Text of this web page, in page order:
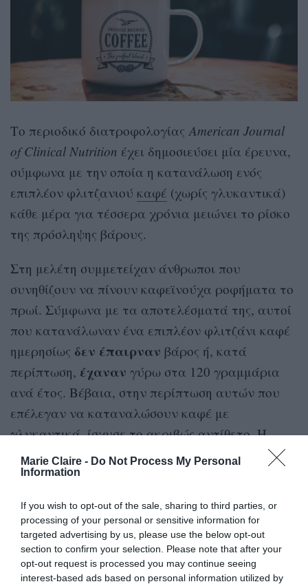
Marie Claire - Do Not Process My Personal
Information
If you wish to opt-out of the sale, sharing to third parties, or
processing of your personal or sensitive information for
targeted advertising by us, please use the below opt-out
section to confirm your selection. Please note that after your
opt-out request is processed you may continue seeing
interest-based ads based on personal information utilized by
Το περιοδικό διατροφολογίας American Journal
of Clinical Nutrition έχει δημοσιεύσει μία έρευνα,
σύμφωνα με την οποία η κατανάλωση ενός
επιπλέον φλιτζανιού καφέ (χωρίς γλυκαντικά)
κάθε μέρα για τέσσερα χρόνια μειώνει το ρίσκο
της πρόσληψης βάρους.
Στη μελέτη συμμετείχαν άνθρωποι που
συνηθίζουν να πίνουν καφεϊνούχα ροφήματα το
πρωί. Σύμφωνα με τα αποτελέσματά της, αυτοί
που κατανάλωναν ένα επιπλέον φλιτζάνι καφέ
ημερησίως δεν έπαιρναν βάρος ή, κατά
περίπτωση, έχαναν γύρω στα 120 γραμμάρια
ανά έτος. Βέβαια, στην περίπτωση αυτών που
επέλεγαν να καταναλώσουν καφέ με
γλυκαντικά, ίσχυσε το ακριβώς αντίθετο. Η
εξήγηση σε αυτή την περίπτωση είναι προφανής,
μιας και η ζάχαρη προσφέρει θερμίδες.
Ωστόσο, όσοι πίνουν τον καφέ τους χωρίς
γλυκαντικά, αισθάνονται μεγαλύτεροκορεσμό
πράγμα που σημαίνει ότι καταφεύγουν πιο
σπάνια σε σνακ και άλλες πηγές ενέργειας τις